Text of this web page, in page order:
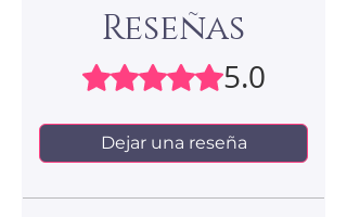
Reseñas
Obtuvo 5 de 5 estrellas.
5.0
Dejar una reseña